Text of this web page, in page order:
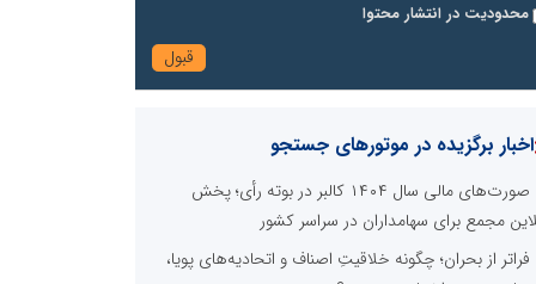
محدودیت در انتشار محتوا
اخبار برگزیده در موتورهای جستجو
صورت‌های مالی سال ۱۴۰۴ کالبر در بوته رأی؛ پخش
مجمع برای سهامداران در سراسر کشور
فراتر از بحران؛ چگونه خلاقیتِ اصناف و اتحادیه‌های پویا،